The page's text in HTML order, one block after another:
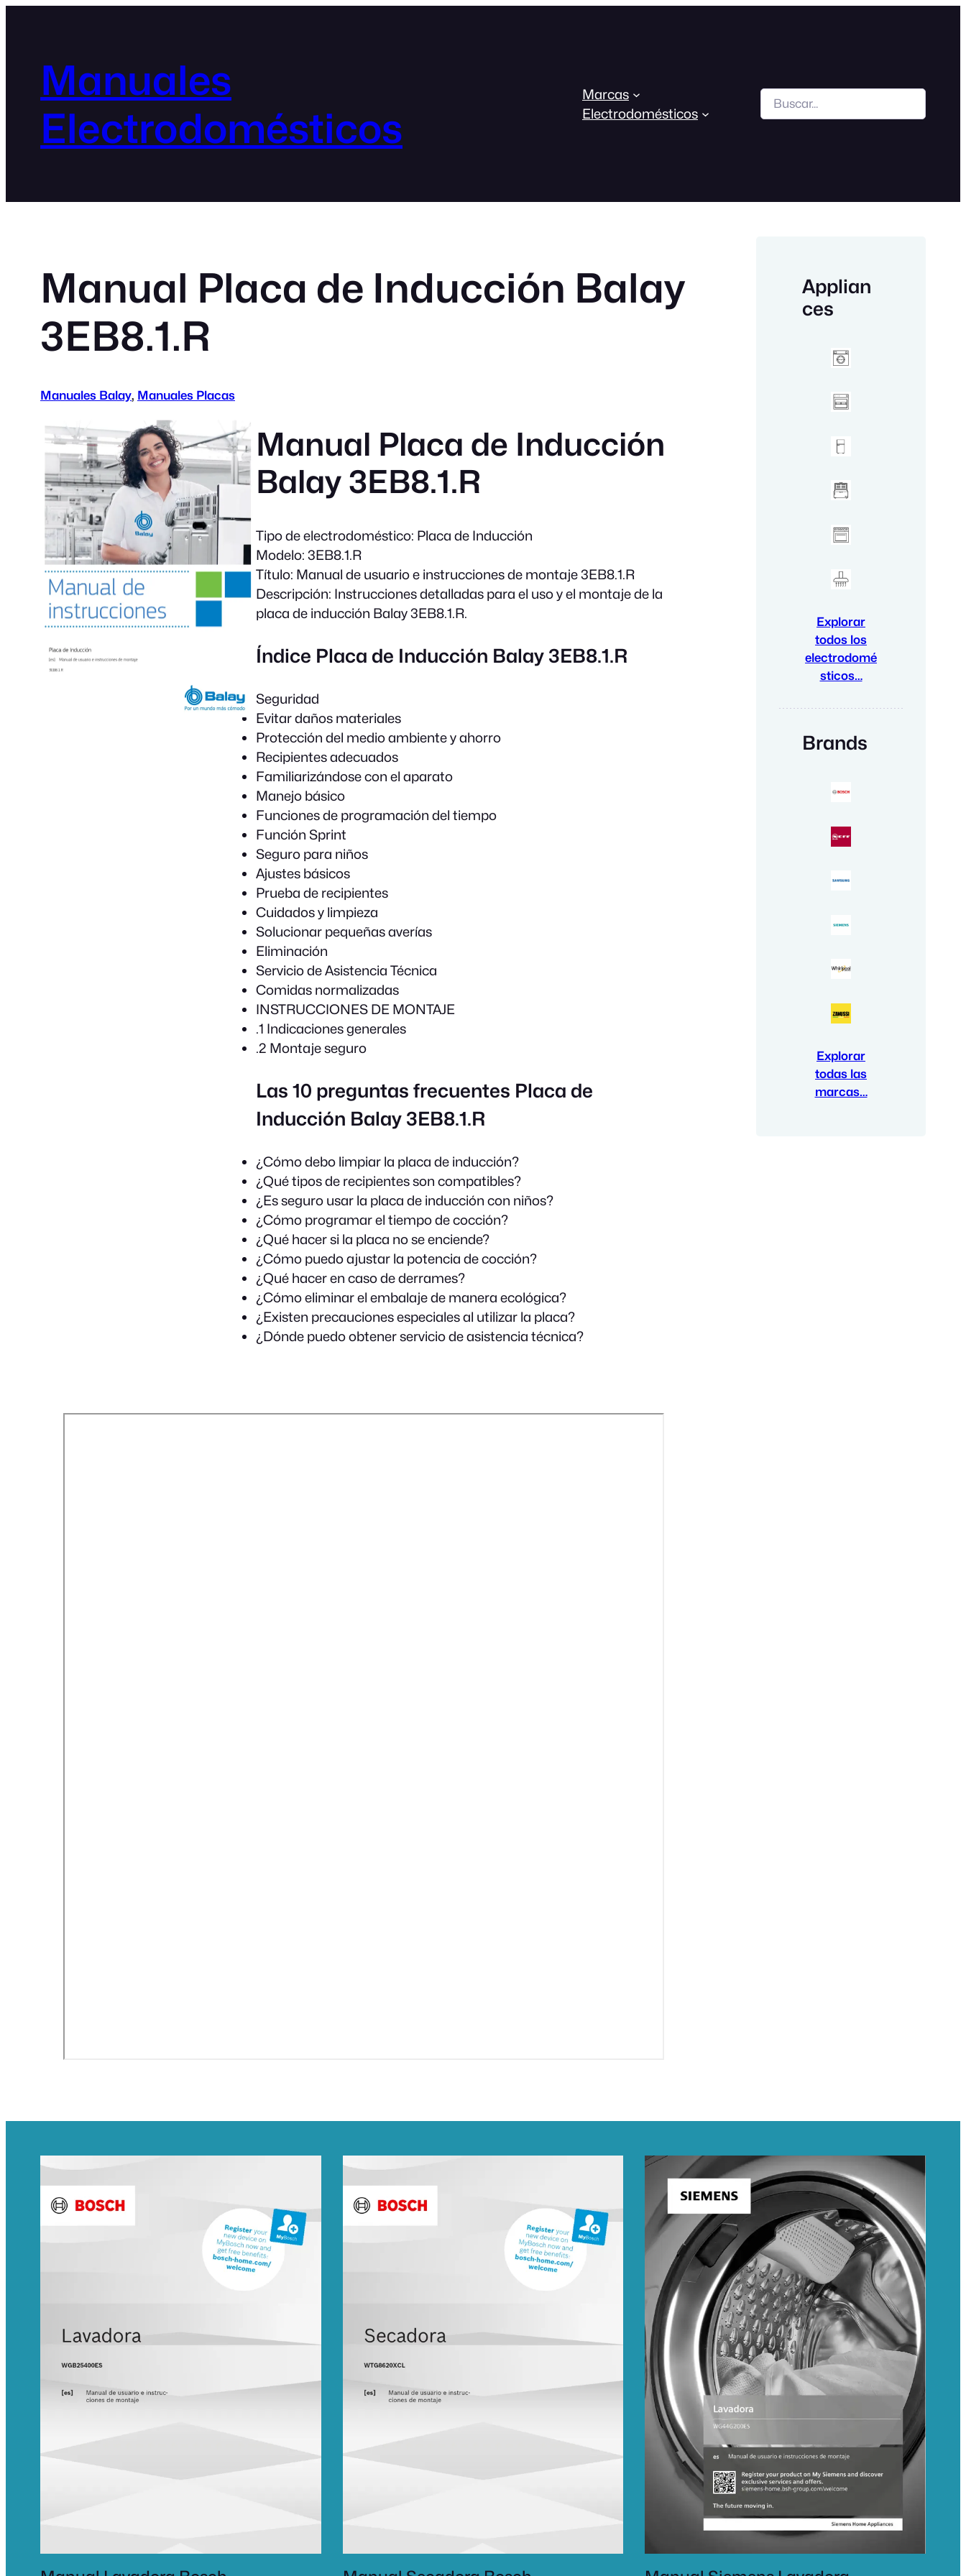
Manuales
Electrodomésticos
Marcas
Electrodomésticos
Search
Manual Placa de Inducción Balay
3EB8.1.R
Manuales Balay, Manuales Placas
Manual Placa de Inducción
Balay 3EB8.1.R
Tipo de electrodoméstico: Placa de Inducción
Modelo: 3EB8.1.R
Título: Manual de usuario e instrucciones de montaje 3EB8.1.R
Descripción: Instrucciones detalladas para el uso y el montaje de la
placa de inducción Balay 3EB8.1.R.
Índice Placa de Inducción Balay 3EB8.1.R
Seguridad
Evitar daños materiales
Protección del medio ambiente y ahorro
Recipientes adecuados
Familiarizándose con el aparato
Manejo básico
Funciones de programación del tiempo
Función Sprint
Seguro para niños
Ajustes básicos
Prueba de recipientes
Cuidados y limpieza
Solucionar pequeñas averías
Eliminación
Servicio de Asistencia Técnica
Comidas normalizadas
INSTRUCCIONES DE MONTAJE
.1 Indicaciones generales
.2 Montaje seguro
Las 10 preguntas frecuentes Placa de
Inducción Balay 3EB8.1.R
¿Cómo debo limpiar la placa de inducción?
¿Qué tipos de recipientes son compatibles?
¿Es seguro usar la placa de inducción con niños?
¿Cómo programar el tiempo de cocción?
¿Qué hacer si la placa no se enciende?
¿Cómo puedo ajustar la potencia de cocción?
¿Qué hacer en caso de derrames?
¿Cómo eliminar el embalaje de manera ecológica?
¿Existen precauciones especiales al utilizar la placa?
¿Dónde puedo obtener servicio de asistencia técnica?
Applian
ces
Explorar
todos los
electrodomé
sticos…
Brands
Explorar
todas las
marcas…